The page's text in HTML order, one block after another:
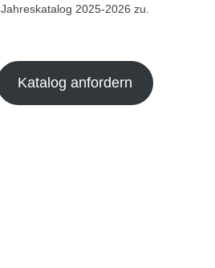
Jahreskatalog 2025-2026 zu.
Katalog anfordern